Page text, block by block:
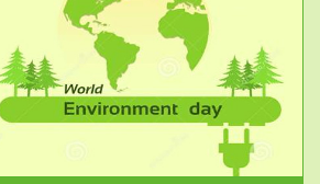
服务范围
VOCs在线监测
根据《重点区域大气污染防治“十二五”规划》有
机废气净化率达...